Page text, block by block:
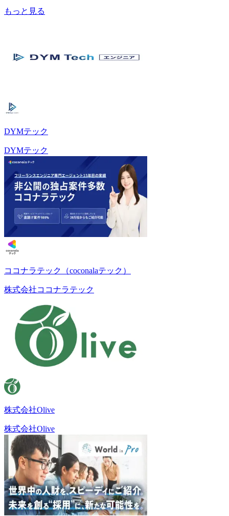
もっと見る
DYMテック
DYMテック
ココナラテック（coconalaテック）
株式会社ココナラテック
株式会社Olive
株式会社Olive